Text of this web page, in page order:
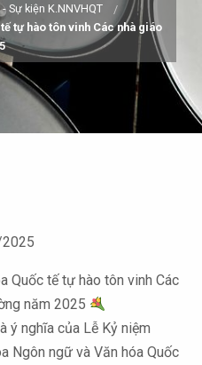
Sự kiện K.NNVHQT
tự hào tôn vinh Các nhà giáo
Quốc tế tự hào tôn vinh Các
năm 2025
ý nghĩa của Lễ Kỷ niệm
Ngôn ngữ và Văn hóa Quốc